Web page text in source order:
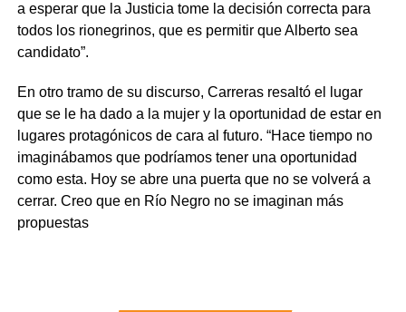
a esperar que la Justicia tome la decisión correcta para
todos los rionegrinos, que es permitir que Alberto sea
candidato”.
En otro tramo de su discurso, Carreras resaltó el lugar
que se le ha dado a la mujer y la oportunidad de estar en
lugares protagónicos de cara al futuro. “Hace tiempo no
imaginábamos que podríamos tener una oportunidad
como esta. Hoy se abre una puerta que no se volverá a
cerrar. Creo que en Río Negro no se imaginan más
propuestas